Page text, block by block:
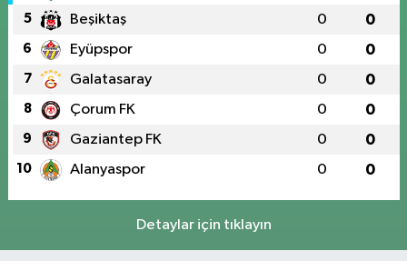
5 Beşiktaş 0 0
6 Eyüpspor 0 0
7 Galatasaray 0 0
8 Çorum FK 0 0
9 Gaziantep FK 0 0
10 Alanyaspor 0 0
Detaylar için tıklayın